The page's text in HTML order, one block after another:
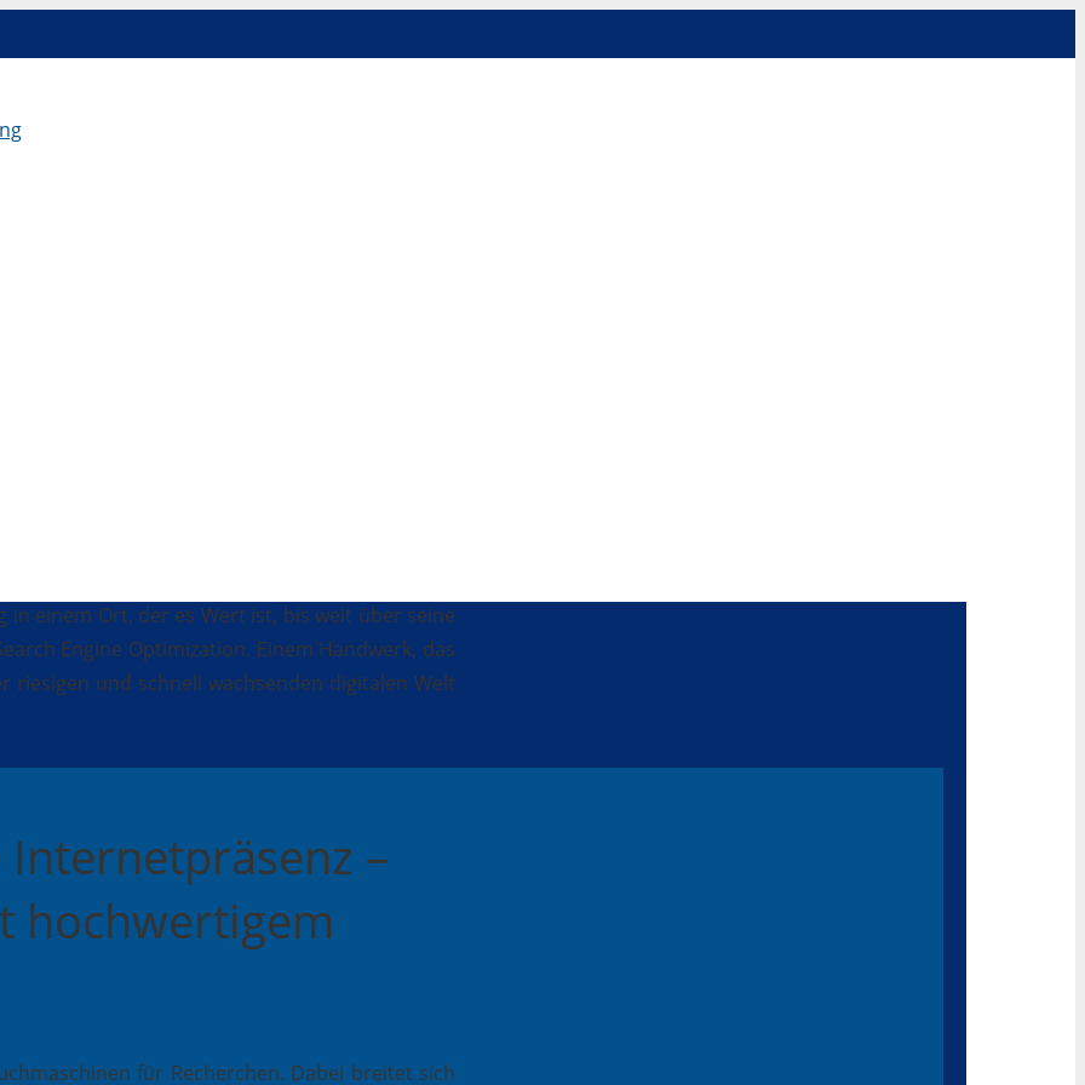
einem Ort, der es Wert ist, bis weit über seine
Engine Optimization. Einem Handwerk, das
riesigen und schnell wachsenden digitalen Welt
–
hochwertigem
für Recherchen. Dabei breitet sich